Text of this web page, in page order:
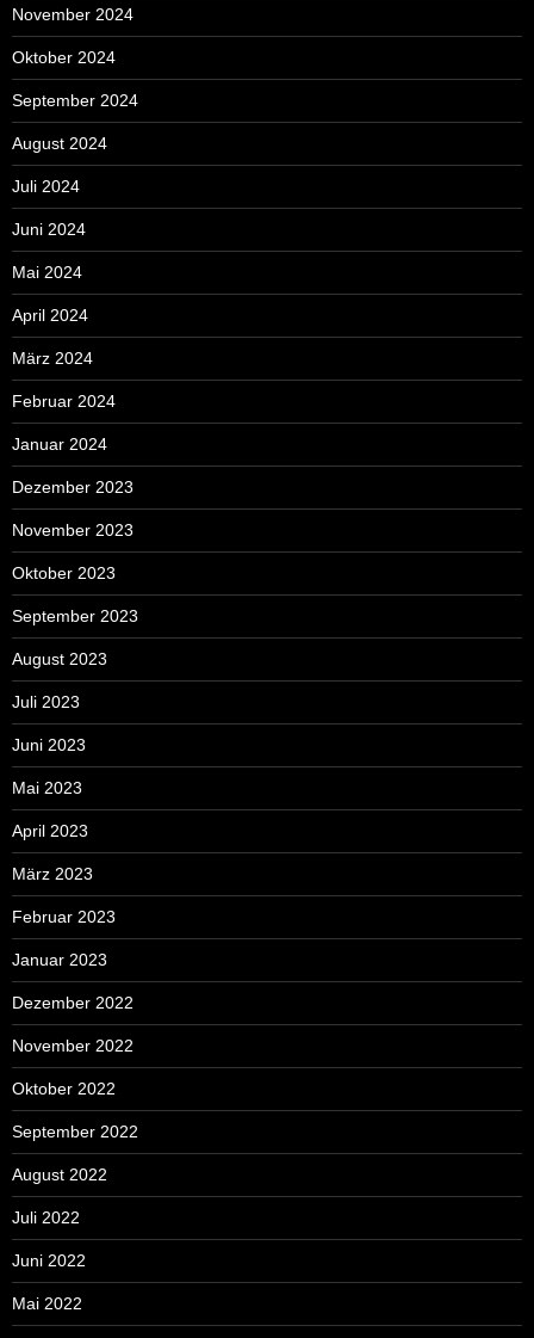
November 2024
Oktober 2024
September 2024
August 2024
Juli 2024
Juni 2024
Mai 2024
April 2024
März 2024
Februar 2024
Januar 2024
Dezember 2023
November 2023
Oktober 2023
September 2023
August 2023
Juli 2023
Juni 2023
Mai 2023
April 2023
März 2023
Februar 2023
Januar 2023
Dezember 2022
November 2022
Oktober 2022
September 2022
August 2022
Juli 2022
Juni 2022
Mai 2022